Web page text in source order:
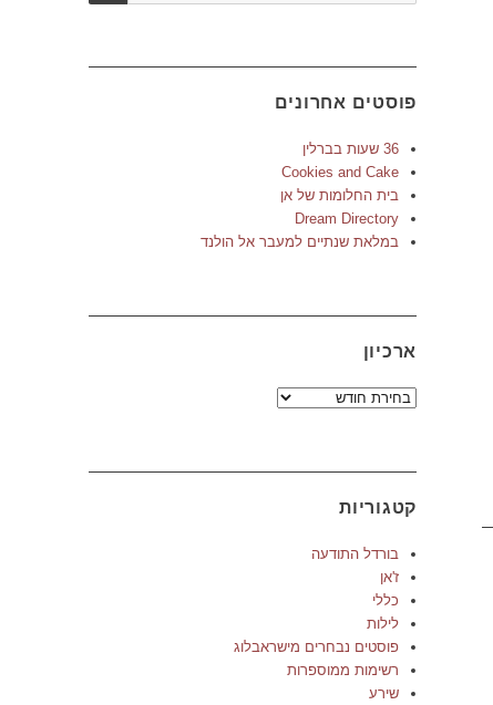
פוסטים אחרונים
36 שעות בברלין
Cookies and Cake
בית החלומות של אן
Dream Directory
במלאת שנתיים למעבר אל הולנד
ארכיון
ארכיון
קטגוריות
בורדל התודעה
ז'אן
כללי
לילות
פוסטים נבחרים מישראבלוג
רשימות ממוספרות
שירע